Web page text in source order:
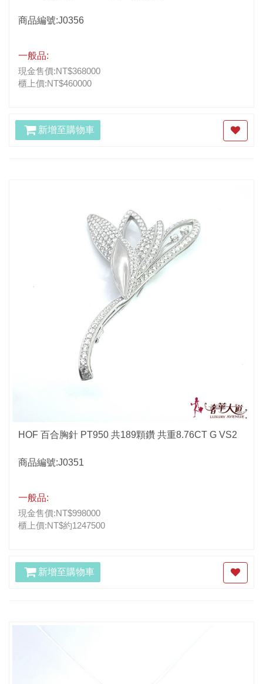
商品編號:J0356
一般品:
現金售價:NT$368000
櫃上價:NT$460000
新增至購物車
HOF 百合胸針 PT950 共189顆鑽 共重8.76CT G VS2
商品編號:J0351
一般品:
現金售價:NT$998000
櫃上價:NT$約1247500
新增至購物車